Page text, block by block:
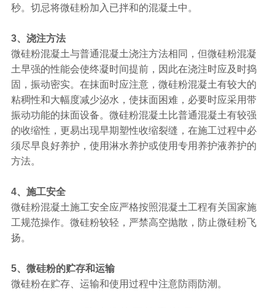
秒。切忌将微硅粉加入已拌和的混凝土中。
3、浇注方法
微硅粉混凝土与普通混凝土浇注方法相同，但微硅粉混凝
土早强的性能会使终凝时间提前，因此在浇注时应及时捣
固，振动密实。在抹面时应注意，微硅粉混凝土有较大的
粘稠性和大幅度减少泌水，使抹面困难，必要时应采用带
振动功能的抹面设备。微硅粉混凝土比普通混凝土有较强
的收缩性，更易出现早期塑性收缩裂缝，在施工过程中必
须尽早良好养护，使用淋水养护或使用专用养护液养护的
方法。
4、施工安全
微硅粉混凝土施工安全应严格按照混凝土工程有关国家施
工规范操作。微硅粉较轻，严禁高空抛散，防止微硅粉飞
扬。
5、微硅粉的贮存和运输
微硅粉在贮存、运输和使用过程中注意防雨防潮。